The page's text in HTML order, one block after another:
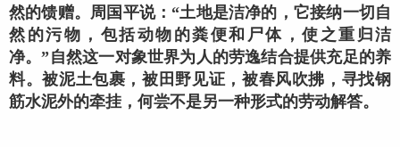
然的馈赠。周国平说：“土地是洁净的，它接纳一切自
然的污物，包括动物的粪便和尸体，使之重归洁
净。”自然这一对象世界为人的劳逸结合提供充足的养
料。被泥土包裹，被田野见证，被春风吹拂，寻找钢
筋水泥外的牵挂，何尝不是另一种形式的劳动解答。